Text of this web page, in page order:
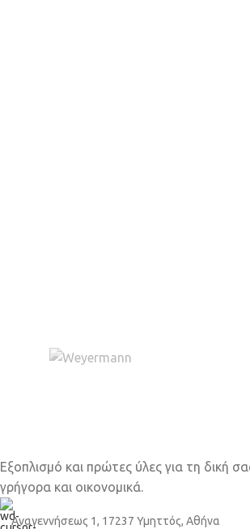
Εξοπλισμό και πρώτες ύλες για τη δική
γρήγορα και οικονομικά.
Αναγεννήσεως 1, 17237 Υμηττός, Αθήνα